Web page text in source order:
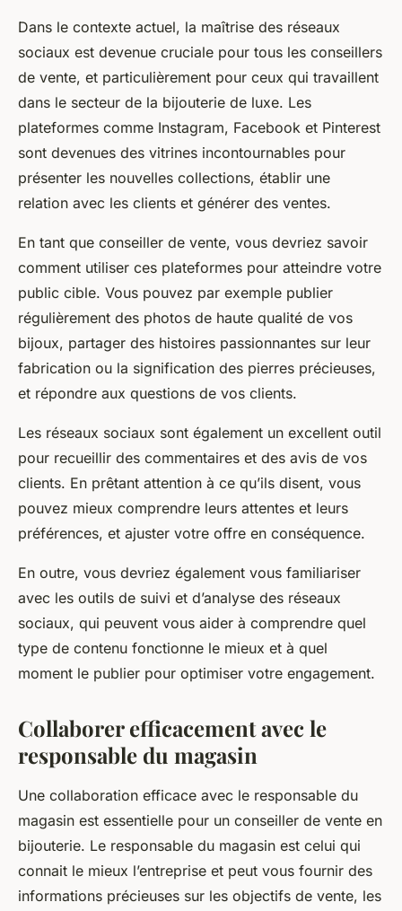
Dans le contexte actuel, la maîtrise des réseaux
sociaux est devenue cruciale pour tous les conseillers
de vente, et particulièrement pour ceux qui travaillent
dans le secteur de la bijouterie de luxe. Les
plateformes comme Instagram, Facebook et Pinterest
sont devenues des vitrines incontournables pour
présenter les nouvelles collections, établir une
relation avec les clients et générer des ventes.
En tant que conseiller de vente, vous devriez savoir
comment utiliser ces plateformes pour atteindre votre
public cible. Vous pouvez par exemple publier
régulièrement des photos de haute qualité de vos
bijoux, partager des histoires passionnantes sur leur
fabrication ou la signification des pierres précieuses,
et répondre aux questions de vos clients.
Les réseaux sociaux sont également un excellent outil
pour recueillir des commentaires et des avis de vos
clients. En prêtant attention à ce qu’ils disent, vous
pouvez mieux comprendre leurs attentes et leurs
préférences, et ajuster votre offre en conséquence.
En outre, vous devriez également vous familiariser
avec les outils de suivi et d’analyse des réseaux
sociaux, qui peuvent vous aider à comprendre quel
type de contenu fonctionne le mieux et à quel
moment le publier pour optimiser votre engagement.
Collaborer efficacement avec le
responsable du magasin
Une collaboration efficace avec le responsable du
magasin est essentielle pour un conseiller de vente en
bijouterie. Le responsable du magasin est celui qui
connait le mieux l’entreprise et peut vous fournir des
informations précieuses sur les objectifs de vente, les